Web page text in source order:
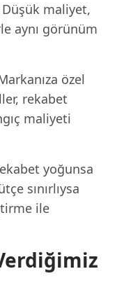
Düşük maliyet,
aynı görünüm
özel
rekabet
maliyeti
yoğunsa
sınırlıysa
ile